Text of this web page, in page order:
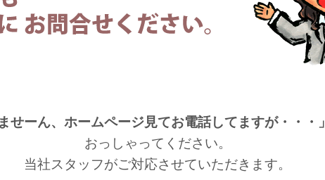
せーん、ホームページ見てお電話してますが・・・」
おっしゃってください。
当社スタッフがご対応させていただきます。